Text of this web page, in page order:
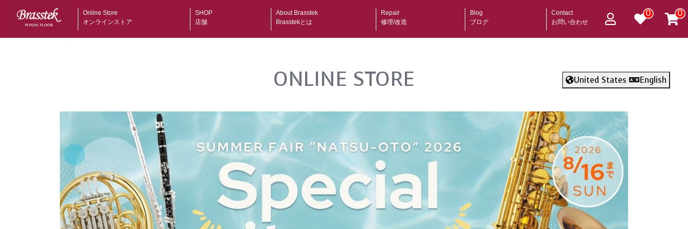
Online Store
オンラインストア
SHOP
店舗
About Brasstek
Brasstekとは
Repair
修理/改造
Blog
ブログ
Contact
お問い合わせ
0 0
ONLINE STORE United States English